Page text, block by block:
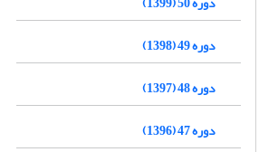
دوره 49 (1398)
دوره 48 (1397)
دوره 47 (1396)